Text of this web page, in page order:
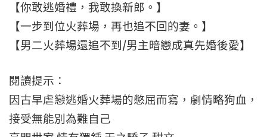
【你敢逃婚禮，我敢換新郎。】
【一步到位火葬場，再也追不回的妻。】
【男二火葬場還追不到/男主暗戀成真先婚後愛】
閱讀提示：
因古早虐戀逃婚火葬場的憋屈而寫，劇情略狗血，
接受無能別為難自己